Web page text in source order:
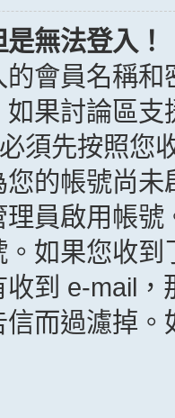
無法登入！
會員名稱
果討論區
須先按照您
您的帳號尚
理員啟用帳
如果您收
到 e-mail
而過濾掉